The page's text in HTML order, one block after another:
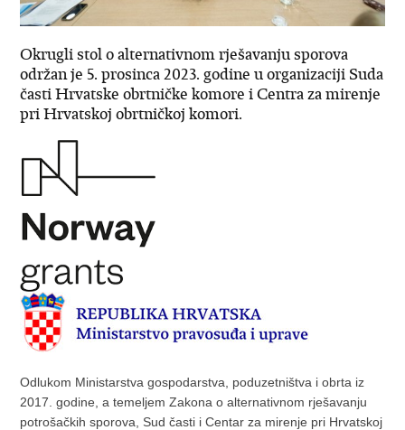
Okrugli stol o alternativnom rješavanju sporova
održan je 5. prosinca 2023. godine u organizaciji Suda
časti Hrvatske obrtničke komore i Centra za mirenje
pri Hrvatskoj obrtničkoj komori.
Odlukom Ministarstva gospodarstva, poduzetništva i obrta iz
2017. godine, a temeljem Zakona o alternativnom rješavanju
potrošačkih sporova, Sud časti i Centar za mirenje pri Hrvatskoj